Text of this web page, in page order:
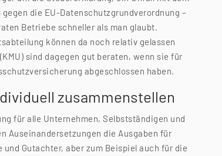
die EU-Datenschutzgrundverordnung –
Betriebe schneller als man glaubt.
können da noch relativ gelassen
sind dagegen gut beraten, wenn sie für
abgeschlossen haben.
zusammenstellen
für alle Unternehmen, Selbstständigen und
Auseinandersetzungen die Ausgaben für
Gutachter, aber zum Beispiel auch für die